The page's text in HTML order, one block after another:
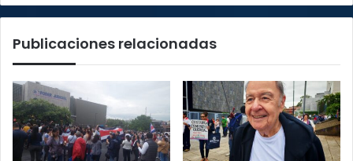
Puntarenas
Publicaciones relacionadas